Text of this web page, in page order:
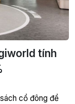
tính
cổ đông để